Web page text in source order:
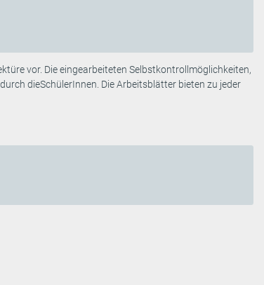
vor. Die eingearbeiteten Selbstkontrollmöglichkeiten,
dieSchülerInnen. Die Arbeitsblätter bieten zu jeder